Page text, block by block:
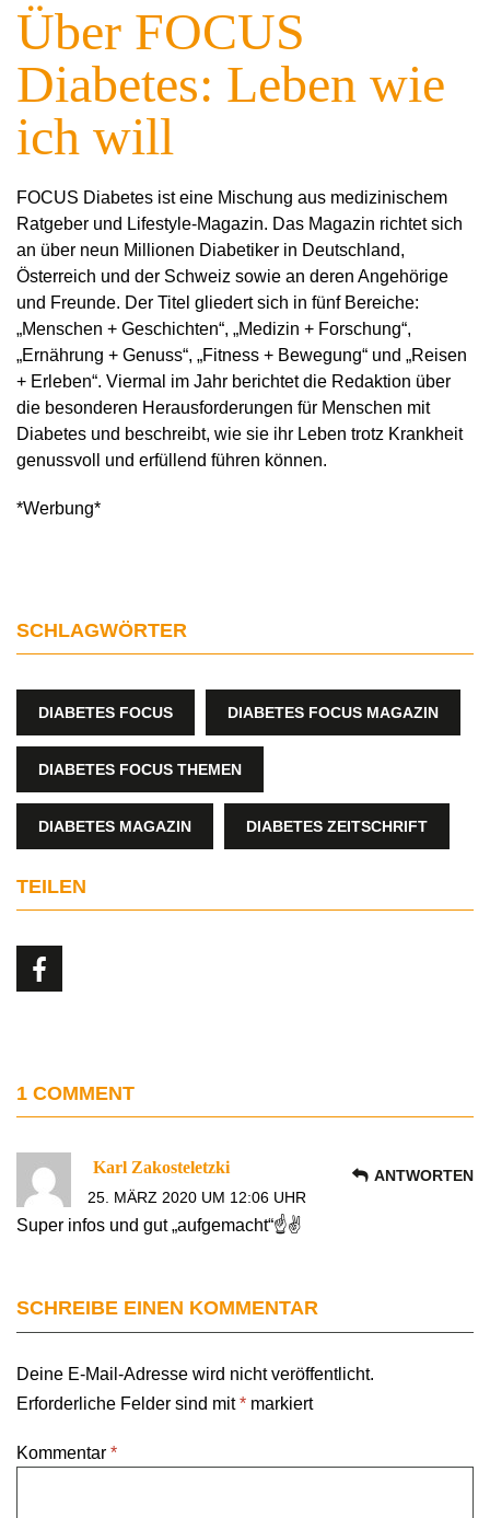
Über FOCUS
Diabetes: Leben wie
ich will
FOCUS Diabetes ist eine Mischung aus medizinischem
Ratgeber und Lifestyle-Magazin. Das Magazin richtet sich
an über neun Millionen Diabetiker in Deutschland,
Österreich und der Schweiz sowie an deren Angehörige
und Freunde. Der Titel gliedert sich in fünf Bereiche:
„Menschen + Geschichten“, „Medizin + Forschung“,
„Ernährung + Genuss“, „Fitness + Bewegung“ und „Reisen
+ Erleben“. Viermal im Jahr berichtet die Redaktion über
die besonderen Herausforderungen für Menschen mit
Diabetes und beschreibt, wie sie ihr Leben trotz Krankheit
genussvoll und erfüllend führen können.
*Werbung*
SCHLAGWÖRTER
DIABETES FOCUS DIABETES FOCUS MAGAZIN
DIABETES FOCUS THEMEN
DIABETES MAGAZIN DIABETES ZEITSCHRIFT
TEILEN
1 COMMENT
Karl Zakosteletzki
25. MÄRZ 2020 UM 12:06 UHR
Super infos und gut „aufgemacht“☝️✌
ANTWORTEN
SCHREIBE EINEN KOMMENTAR
Deine E-Mail-Adresse wird nicht veröffentlicht.
Erforderliche Felder sind mit* markiert
Kommentar *